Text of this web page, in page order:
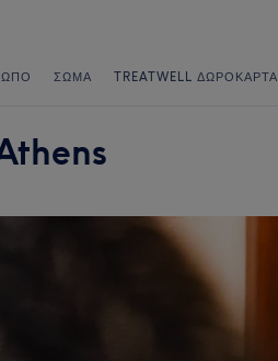
ΣΏΜΑ TREATWELL ΔΩΡΟΚΆΡΤΑ